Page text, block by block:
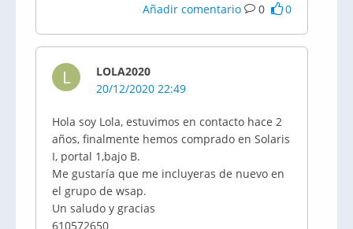
Añadir comentario 0 0
L
LOLA2020
20/12/2020 22:49
Hola soy Lola, estuvimos en contacto hace 2
años, finalmente hemos comprado en Solaris
I, portal 1,bajo B.
Me gustaría que me incluyeras de nuevo en
el grupo de wsap.
Un saludo y gracias
610572650